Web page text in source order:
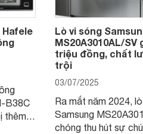
B38C
thêm
Lò vi sóng
MS20A3010AL/SV
triệu đồng, chất
trội
03/07/2025
Ra mắt năm 2024,
Samsung
chóng thu hút sự